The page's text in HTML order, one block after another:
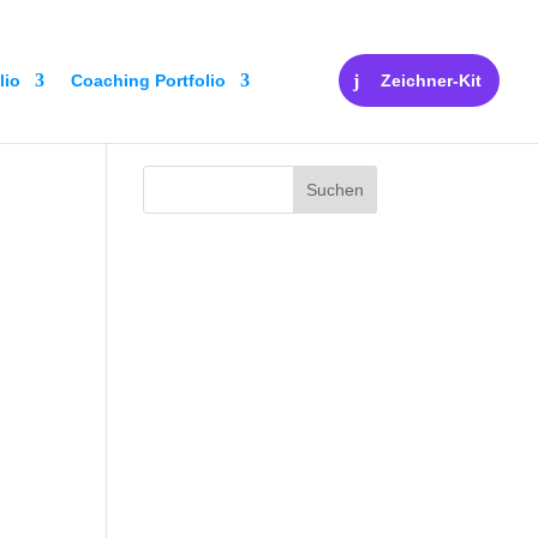
Coaching Portfolio Zeichner-Kit